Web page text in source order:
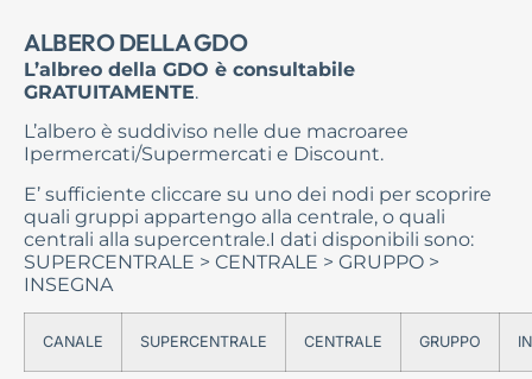
ALBERO DELLA GDO
L’albreo della GDO è consultabile
GRATUITAMENTE.
L’albero è suddiviso nelle due macroaree
Ipermercati/Supermercati e Discount.
E’ sufficiente cliccare su uno dei nodi per scoprire
quali gruppi appartengo alla centrale, o quali
centrali alla supercentrale.I dati disponibili sono:
SUPERCENTRALE > CENTRALE > GRUPPO >
INSEGNA
CANALE SUPERCENTRALE CENTRALE GRUPPO